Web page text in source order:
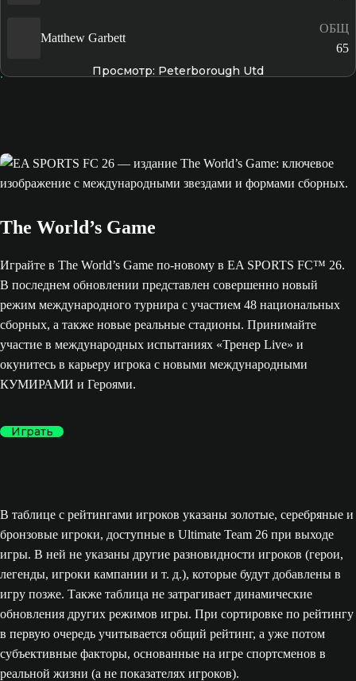
Matthew Garbett
ОБЩ
65
Просмотр: Peterborough Utd
The World’s Game
Играйте в The World’s Game по-новому в EA SPORTS FC™ 26.
В последнем обновлении представлен совершенно новый
режим международного турнира с участием 48 национальных
сборных, а также новые реальные стадионы. Принимайте
участие в международных испытаниях «Тренер Live» и
окунитесь в карьеру игрока с новыми международными
КУМИРАМИ и Героями.
Играть
В таблице с рейтингами игроков указаны золотые, серебряные и
бронзовые игроки, доступные в Ultimate Team 26 при выходе
игры. В ней не указаны другие разновидности игроков (герои,
легенды, игроки кампании и т. д.), которые будут добавлены в
игру позже. Также таблица не затрагивает динамические
обновления других режимов игры. При сортировке по рейтингу
в первую очередь учитывается общий рейтинг, а уже потом
субъективные факторы, основанные на игре спортсменов в
реальной жизни (а не показателях игроков).